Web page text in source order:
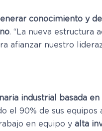
conocimiento y
. “La nueva estructura
afianzar nuestro
industrial basada
el 90% de sus equipos
en equipo y alta